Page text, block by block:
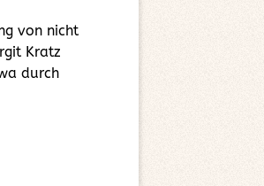
von nicht
Kratz
durch